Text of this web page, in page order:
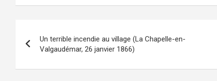
Navigation
Un terrible incendie au village (La Chapelle-en-
Valgaudémar, 26 janvier 1866)